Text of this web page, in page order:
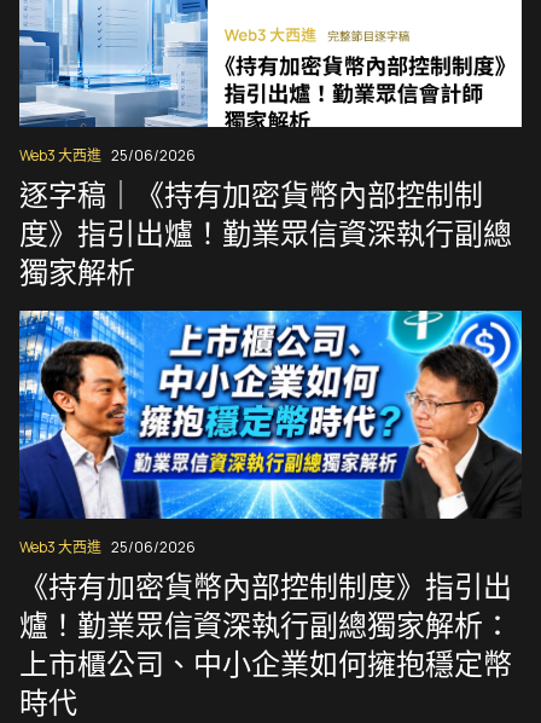
Web3 大西進 25/06/2026
逐字稿｜《持有加密貨幣內部控制制
度》指引出爐！勤業眾信資深執行副總
獨家解析
Web3 大西進 25/06/2026
《持有加密貨幣內部控制制度》指引出
爐！勤業眾信資深執行副總獨家解析：
上市櫃公司、中小企業如何擁抱穩定幣
時代